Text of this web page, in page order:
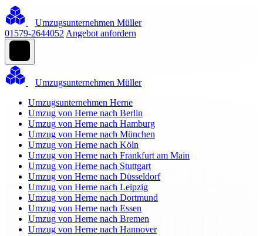
Umzugsunternehmen Müller
01579-2644052 Angebot anfordern
Umzugsunternehmen Müller
Umzugsunternehmen Herne
Umzug von Herne nach Berlin
Umzug von Herne nach Hamburg
Umzug von Herne nach München
Umzug von Herne nach Köln
Umzug von Herne nach Frankfurt am Main
Umzug von Herne nach Stuttgart
Umzug von Herne nach Düsseldorf
Umzug von Herne nach Leipzig
Umzug von Herne nach Dortmund
Umzug von Herne nach Essen
Umzug von Herne nach Bremen
Umzug von Herne nach Hannover